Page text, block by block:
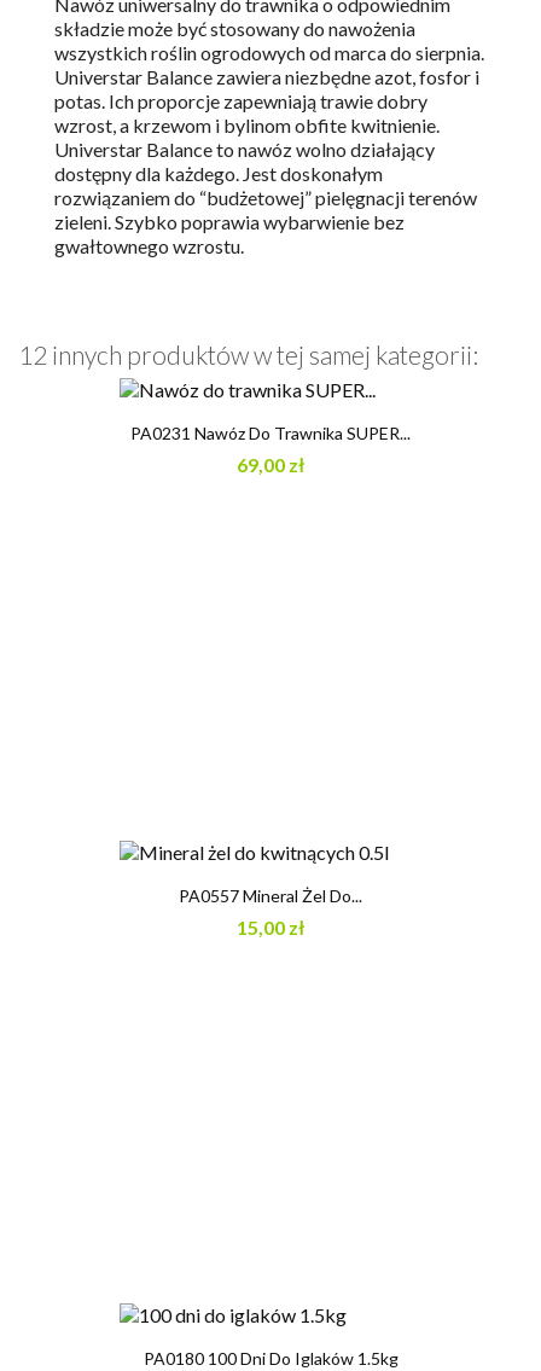
składzie może być stosowany do nawożenia
wszystkich roślin ogrodowych od marca do sierpnia.
Universtar Balance zawiera niezbędne azot, fosfor i
potas. Ich proporcje zapewniają trawie dobry
wzrost, a krzewom i bylinom obfite kwitnienie.
Universtar Balance to nawóz wolno działający
dostępny dla każdego. Jest doskonałym
rozwiązaniem do “budżetowej” pielęgnacji terenów
zieleni. Szybko poprawia wybarwienie bez
gwałtownego wzrostu.
12 innych produktów w tej samej kategorii:
PA0231 Nawóz Do Trawnika SUPER...
69,00 zł
PA0557 Mineral Żel Do...
15,00 zł
PA0180 100 Dni Do Iglaków 1.5kg